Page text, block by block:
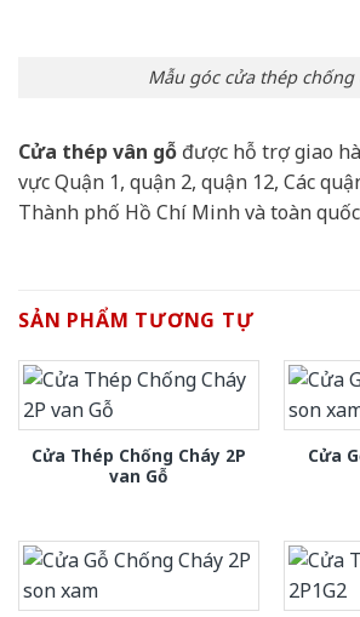
Mẫu góc cửa thép chống
Cửa thép vân gỗ được hỗ trợ giao
vực Quận 1, quận 2, quận 12, Các
Thành phố Hồ Chí Minh và toàn
SẢN PHẨM TƯƠNG TỰ
Cửa Thép Chống Cháy 2P
van Gỗ
Cửa